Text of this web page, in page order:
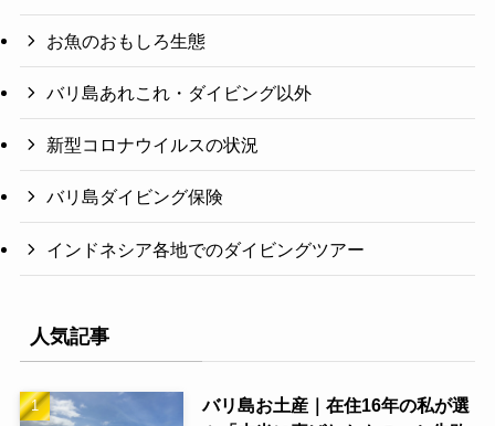
お魚のおもしろ生態
バリ島あれこれ・ダイビング以外
新型コロナウイルスの状況
バリ島ダイビング保険
インドネシア各地でのダイビングツアー
人気記事
バリ島お土産｜在住16年の私が選